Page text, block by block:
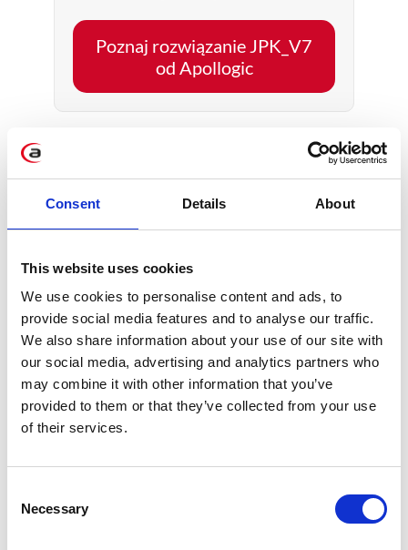
Consent Details About
This website uses cookies
We use cookies to personalise content and ads, to
provide social media features and to analyse our traffic.
We also share information about your use of our site with
our social media, advertising and analytics partners who
may combine it with other information that you’ve
provided to them or that they’ve collected from your use
of their services.
Selection
Necessary
Poznaj rozwiązanie JPK_V7
od Apollogic
KSeF – dlaczego warto z
wyprzedzeniem rozpocząć
przygotowania do wdrożenia
rozwiązania?